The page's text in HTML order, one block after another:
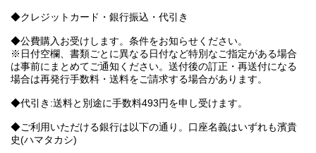
◆クレジットカード・銀行振込・代引き
◆公費購入お受けします。条件をお知らせください。
※日付空欄、書類ごとに異なる日付など特別なご指定がある場合
は事前にまとめてご通知ください。送付後の訂正・再送付になる
場合は再発行手数料・送料をご請求する場合があります。
◆代引き:送料と別途に手数料493円を申し受けます。
◆ご利用いただける銀行は以下の通り。口座名義はいずれも濱貴
史(ハマタカシ)